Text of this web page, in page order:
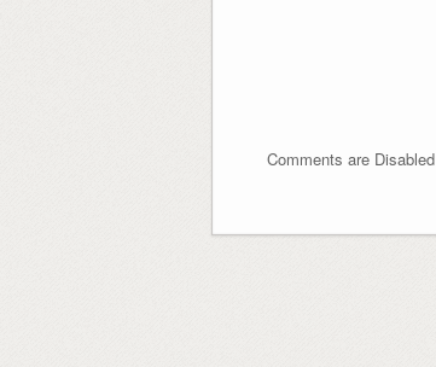
Comments are Disabled